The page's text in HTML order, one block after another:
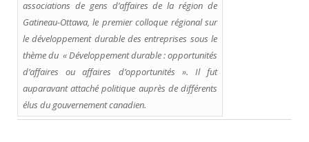
associations de gens d’affaires de la région de
Gatineau-Ottawa, le premier colloque régional sur
le développement durable des entreprises sous le
thème du « Développement durable : opportunités
d’affaires ou affaires d’opportunités ». Il fut
auparavant attaché politique auprès de différents
élus du gouvernement canadien.